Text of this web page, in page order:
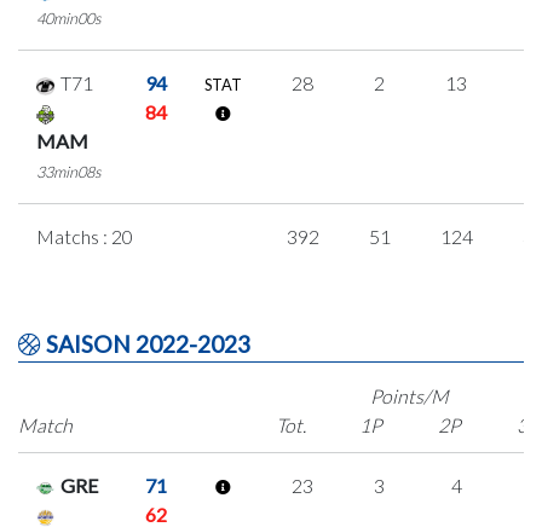
40min00s
T71 94
MAM
84
33min08s
STAT 28 2 13
Matchs : 20 392 51 124
SAISON 2022-2023
Match
Points/M
Tot.
1P 2P 3P
GRE 71
62
23 3 4